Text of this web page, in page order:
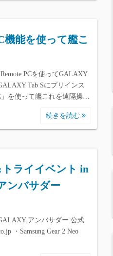
機能を使って艦こ
Remote PCを使ってGALAXY
Tab Sにプリインス
」を使って艦これを遠隔操…
続きを読む
ライイベント in
ンバサダー
アンバサダー 公式
・Samsung Gear 2 Neo